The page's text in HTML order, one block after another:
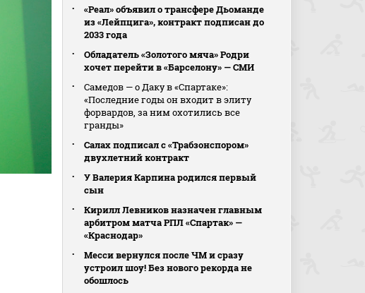
«Реал» объявил о трансфере Дьоманде
из «Лейпцига», контракт подписан до
2033 года
Обладатель «Золотого мяча» Родри
хочет перейти в «Барселону» — СМИ
Самедов — о Даку в «Спартаке»:
«Последние годы он входит в элиту
форвардов, за ним охотились все
гранды»
Салах подписал с «Трабзонспором»
двухлетний контракт
У Валерия Карпина родился первый
сын
Кирилл Левников назначен главным
арбитром матча РПЛ «Спартак» —
«Краснодар»
Месси вернулся после ЧМ и сразу
устроил шоу! Без нового рекорда не
обошлось